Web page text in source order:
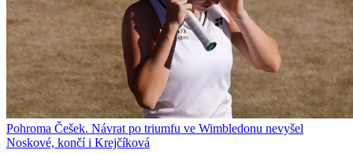
Pohroma Češek. Návrat po triumfu ve Wimbledonu nevyšel
Noskové, končí i Krejčíková